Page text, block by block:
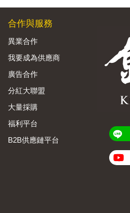
合作與服務
異業合作
我要成為供應商
廣告合作
分紅大聯盟
大量採購
福利平台
B2B供應鏈平台